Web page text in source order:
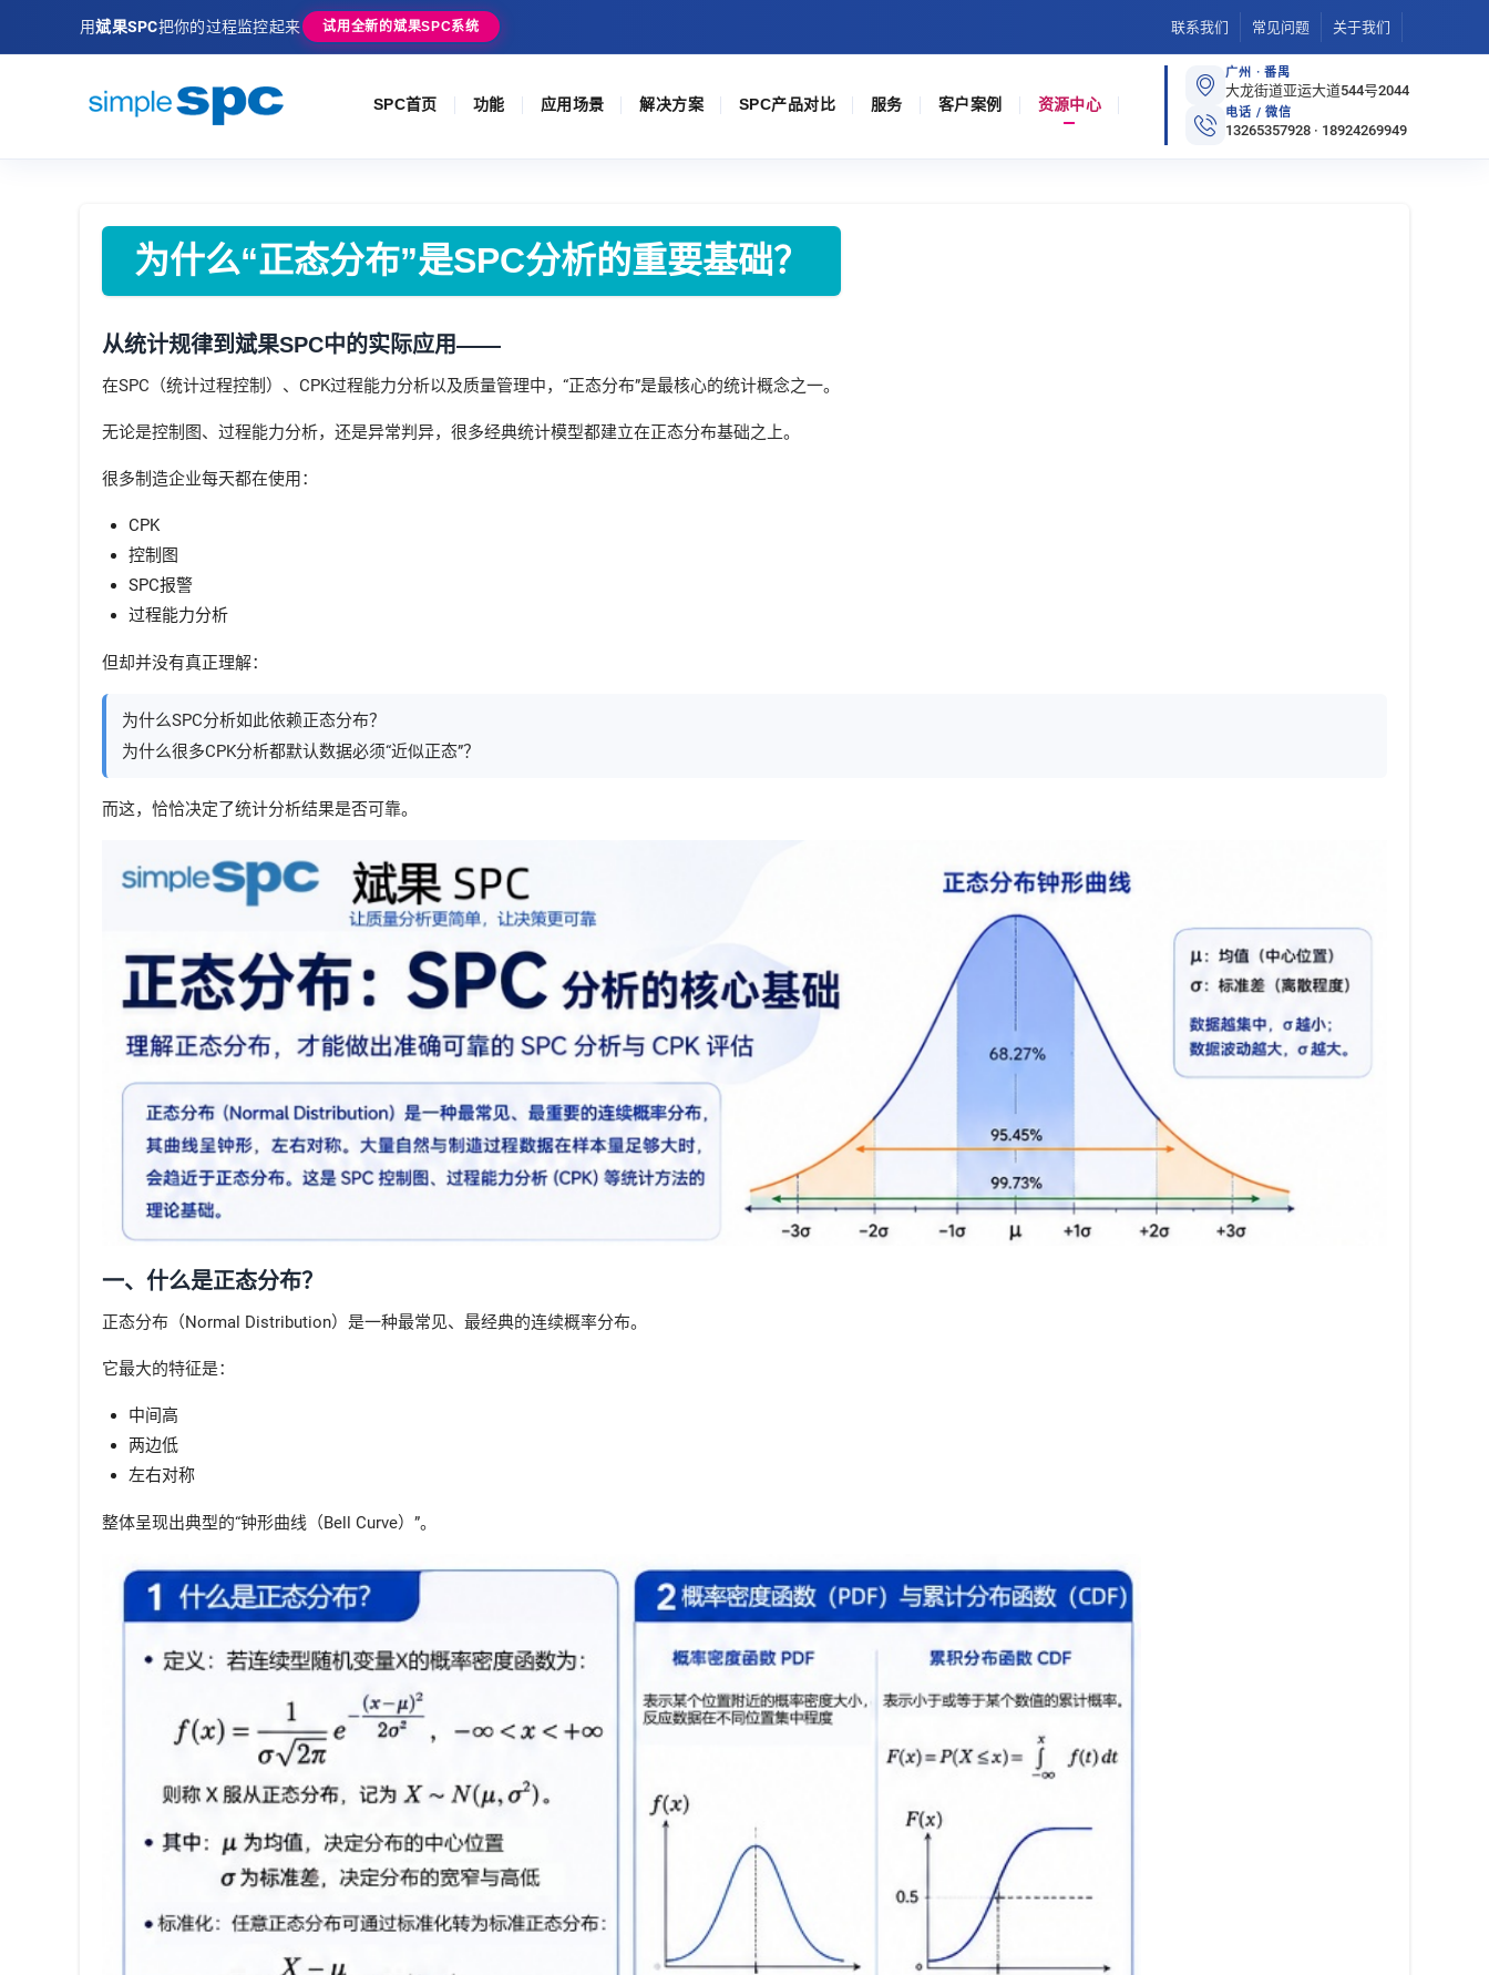
用斌果SPC把你的过程监控起来 试用全新的斌果SPC系统 联系我们 常见问题 关于我们
SPC首页 功能 应用场景 解决方案 SPC产品对比 服务 客户案例 资源中心
广州 · 番禺
大龙街道亚运大道544号2044
电话 / 微信
13265357928 · 18924269949
为什么“正态分布”是SPC分析的重要基础？
从统计规律到斌果SPC中的实际应用——
在SPC（统计过程控制）、CPK过程能力分析以及质量管理中，“正态分布”是最核心的统计概念之一。
无论是控制图、过程能力分析，还是异常判异，很多经典统计模型都建立在正态分布基础之上。
很多制造企业每天都在使用：
CPK
控制图
SPC报警
过程能力分析
但却并没有真正理解：
为什么SPC分析如此依赖正态分布？
为什么很多CPK分析都默认数据必须“近似正态”？
而这，恰恰决定了统计分析结果是否可靠。
一、什么是正态分布？
正态分布（Normal Distribution）是一种最常见、最经典的连续概率分布。
它最大的特征是：
中间高
两边低
左右对称
整体呈现出典型的“钟形曲线（Bell Curve）”。